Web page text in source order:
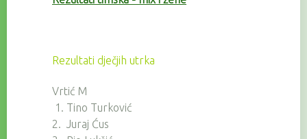
Rezultati dječjih utrka
Vrtić M
1. Tino Turković
2. Juraj Ćus